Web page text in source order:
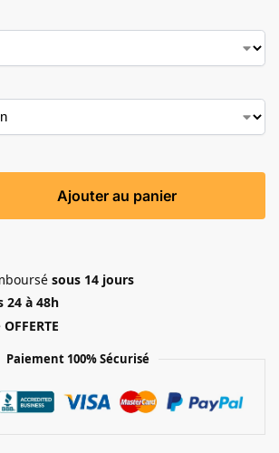
Ajouter au panier
sous 14 jours
24 à 48h
OFFERTE
Paiement 100% Sécurisé